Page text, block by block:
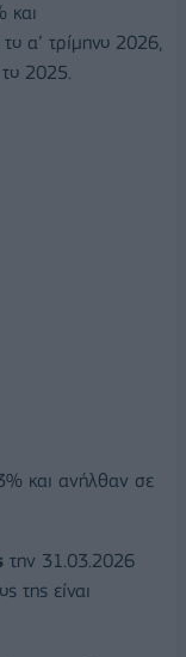
και
α’ τρίμηνο 2026,
2025.
και ανήλθαν σε
την 31.03.2026
της είναι